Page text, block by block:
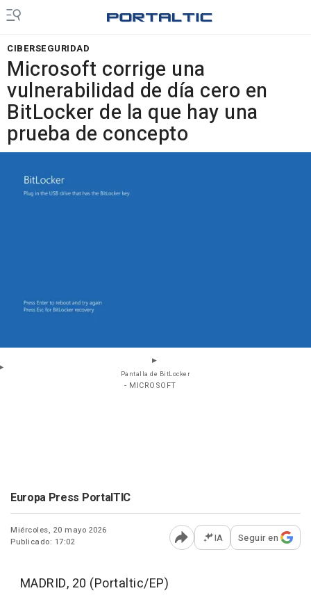
CIBERSEGURIDAD
Microsoft corrige una
vulnerabilidad de día cero en
BitLocker de la que hay una
prueba de concepto
Pantalla de BitLocker
- MICROSOFT
Europa Press PortalTIC
Miércoles, 20 mayo 2026
Publicado: 17:02
Abrir opciones para
IA Seguir en
MADRID, 20 (Portaltic/EP)